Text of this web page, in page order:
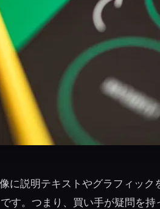
に説明テキストやグラフィッ
す。つまり、買い手が疑問を